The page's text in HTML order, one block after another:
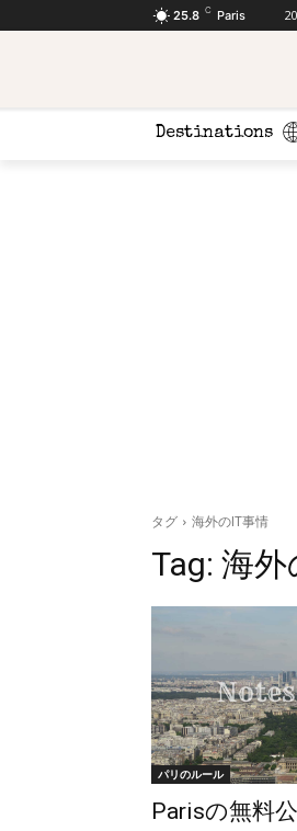
25.8 C Paris
Destinations
タグ 海外のIT事情
Tag: 海外
パリのルール
Parisの無料